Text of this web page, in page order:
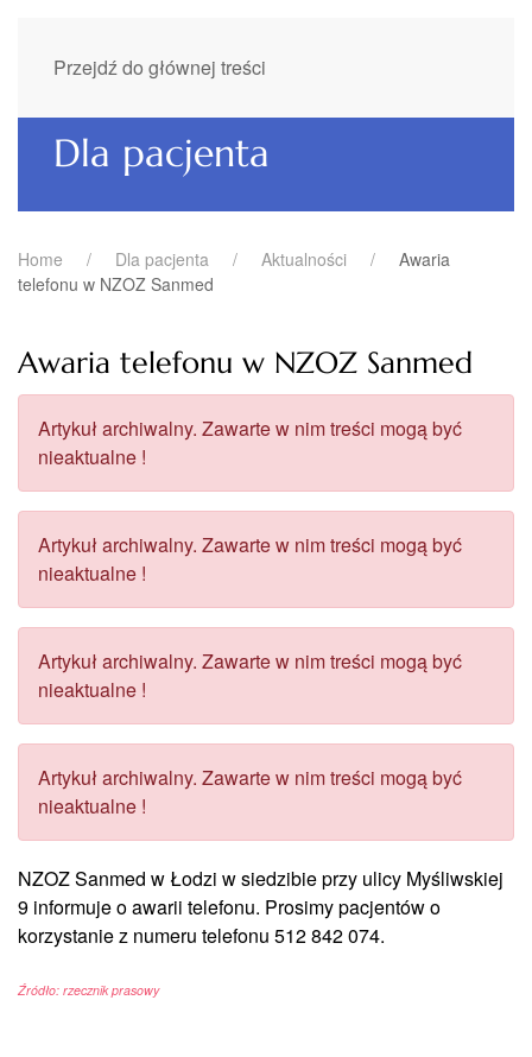
Przejdź do głównej treści
Dla pacjenta
Home Dla pacjenta Aktualności
Awaria
telefonu w NZOZ Sanmed
Awaria telefonu w NZOZ Sanmed
Artykuł archiwalny. Zawarte w nim treści mogą być
nieaktualne !
Artykuł archiwalny. Zawarte w nim treści mogą być
nieaktualne !
Artykuł archiwalny. Zawarte w nim treści mogą być
nieaktualne !
Artykuł archiwalny. Zawarte w nim treści mogą być
nieaktualne !
NZOZ Sanmed w Łodzi w siedzibie przy ulicy Myśliwskiej
9 informuje o awarii telefonu. Prosimy pacjentów o
korzystanie z numeru telefonu 512 842 074.
Źródło: rzecznik prasowy